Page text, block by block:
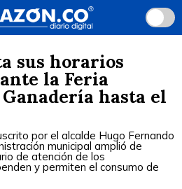
sus horarios
la Feria
hasta el
por el alcalde Hugo Fernando
municipal amplió de
de atención de los
y permiten el consumo de